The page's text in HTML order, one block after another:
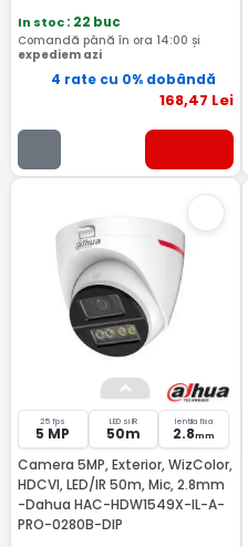
In stoc: 22 buc
Comandă până în ora 14:00 și
expediem azi
4 rate cu 0% dobândă
168,47 Lei
25 fps
5 MP
LED si IR
50m
lentila fixa
2.8mm
Camera 5MP, Exterior, WizColor,
HDCVI, LED/IR 50m, Mic, 2.8mm
-Dahua HAC-HDW1549X-IL-A-
PRO-0280B-DIP